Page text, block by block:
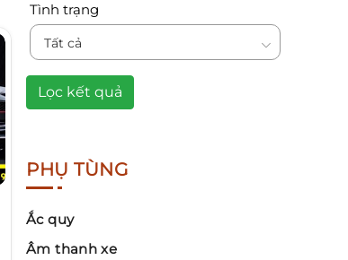
Tình trạng
Tất cả
Lọc kết quả
PHỤ TÙNG
Ắc quy
Âm thanh xe